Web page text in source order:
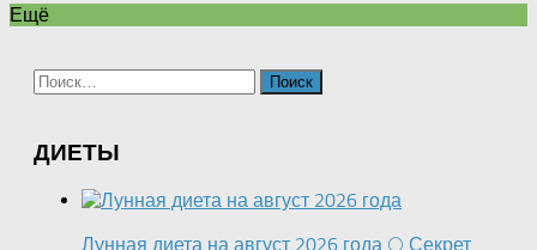
Ещё
Найти:
ДИЕТЫ
Лунная диета на август 2026 года 🌕 Секрет